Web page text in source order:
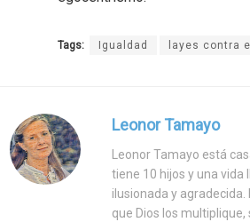
Tags: Igualdad layes contra
Leonor Tamayo
Leonor Tamayo está
tiene 10 hijos y una vida
ilusionada y agradecida.
que Dios los